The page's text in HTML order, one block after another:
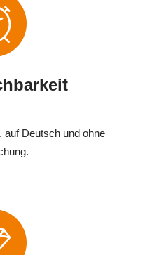
auf Deutsch und ohne